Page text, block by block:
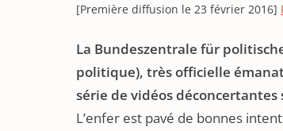
[Première diffusion le 23 février 2016]
La Bundeszentrale für
politique), très officielle
série de vidéos déconcertantes
L’enfer est pavé de bonnes